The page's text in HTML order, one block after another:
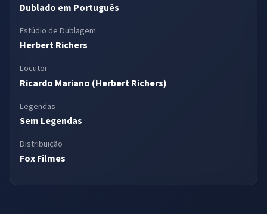
Dublado em Português
Estúdio de Dublagem
Herbert Richers
Locutor
Ricardo Mariano (Herbert Richers)
Legendas
Sem Legendas
Distribuição
Fox Filmes